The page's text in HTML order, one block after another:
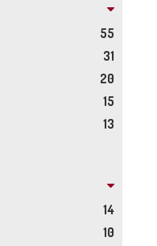
55
31
20
15
13
14
10